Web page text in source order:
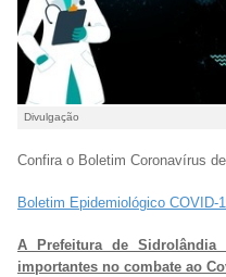
Divulgação
Confira o Boletim Coronavírus
Boletim Epidemiológico COVID-
A Prefeitura de
importantes no combate ao